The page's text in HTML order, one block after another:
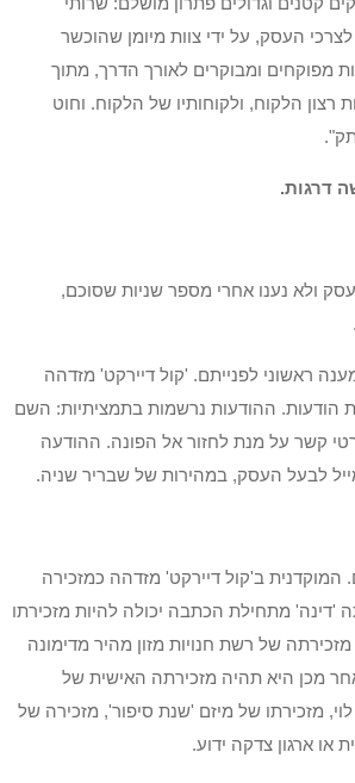
העסק, על ידי צוות מיומן שהוכשר
מפוקחים ומבוקרים לאורך הדרך, מתוך
רצון הלקוח, ולקוחותיו של הלקוח. וחוט
דרגות.
ולא נענו אחרי מספר שניות שסוכם,
ראשוני לפנייתם. 'קול דיירקט' מזדהה
הודעות. ההודעות נרשמות בתמציתיות: השם
קשר על מנת לחזור אל הפונה. ההודעה
לבעל העסק, במהירות של שבריר שניה.
המוקדנית ב'קול דיירקט' מזדהה כמזכירה
'דינה' מתחילת הכתבה יכולה להיות מזכירתו
של רשת חנויות מזון מהיר מדימונה
מכן היא תהיה מזכירתה האישית של
מזכירתו של מיזם 'שנת סיפור', מזכירה של
או ארגון צדקה ידוע.